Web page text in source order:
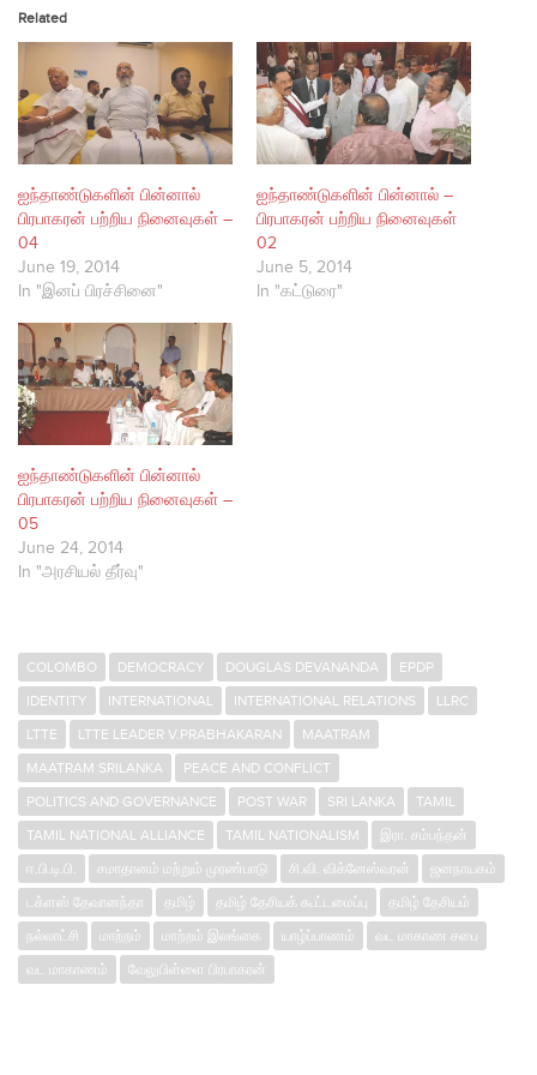
Related
ஐந்தாண்டுகளின் பின்னால்
பிரபாகரன் பற்றிய நினைவுகள் –
04
June 19, 2014
In "இனப் பிரச்சினை"
ஐந்தாண்டுகளின் பின்னால் –
பிரபாகரன் பற்றிய நினைவுகள்
02
June 5, 2014
In "கட்டுரை"
ஐந்தாண்டுகளின் பின்னால்
பிரபாகரன் பற்றிய நினைவுகள் –
05
June 24, 2014
In "அரசியல் தீர்வு"
COLOMBO DEMOCRACY DOUGLAS DEVANANDA
EPDP
IDENTITY
INTERNATIONAL INTERNATIONAL RELATIONS
LLRC
LTTE
LTTE LEADER V.PRABHAKARAN
MAATRAM
MAATRAM SRILANKA
PEACE AND CONFLICT
POLITICS AND GOVERNANCE
POST WAR SRI LANKA
TAMIL
TAMIL NATIONAL ALLIANCE
TAMIL NATIONALISM
இரா. சம்பந்தன்
ஈ.பி.டி.பி.
சமாதானம் மற்றும் முரண்பாடு சி.வி. விக்னேஸ்வரன்
ஜனநாயகம்
டக்ளஸ் தேவானந்தா
தமிழ் தமிழ் தேசியக் கூட்டமைப்பு
தமிழ் தேசியம்
நல்லாட்சி
மாற்றம் மாற்றம் இலங்கை யாழ்ப்பாணம்
வட மாகாண சபை
வட மாகாணம்
வேலுபிள்ளை பிரபாகரன்